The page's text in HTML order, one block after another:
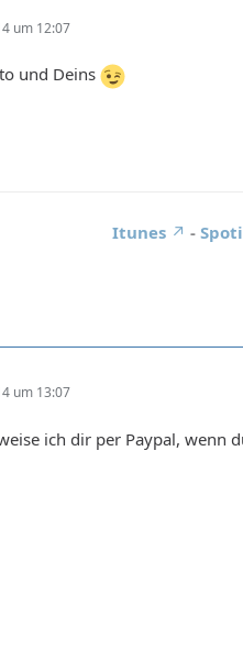
um 12:07
und Deins
Itunes -
um 13:07
ich dir per Paypal, wenn